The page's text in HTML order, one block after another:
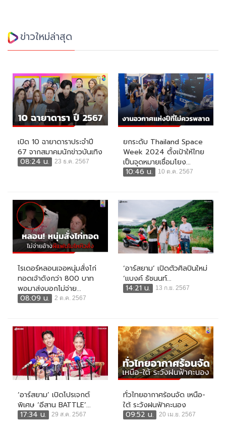
ข่าวใหม่ล่าสุด
เปิด 10 ฉายาดาราประจำปี
67 จากสมาคมนักข่าวบันเทิง
08:24 น.
23 ธ.ค. 2567
ยกระดับ Thailand Space
Week 2024 ตั้งเป้าให้ไทย
เป็นจุดหมายเชื่อมโยง...
10:46 น.
10 ต.ค. 2567
ไรเดอร์หลอนเจอหนุ่มสั่งไก่
ทอดเจ้าดังกว่า 800 บาท
พอมาส่งบอกไม่จ่าย...
08:09 น.
2 ต.ค. 2567
‘อาร์สยาม’ เปิดตัวศิลปินใหม่
‘แบงค์ ธัชนนท์...
14:21 น.
13 ก.ย. 2567
‘อาร์สยาม’ เปิดโปรเจกต์
พิเศษ ‘อีสาน BATTLE’...
17:34 น.
29 ส.ค. 2567
ทั่วไทยอากาศร้อนจัด เหนือ-
ใต้ ระวังฝนฟ้าคะนอง
09:52 น.
20 เม.ย. 2567